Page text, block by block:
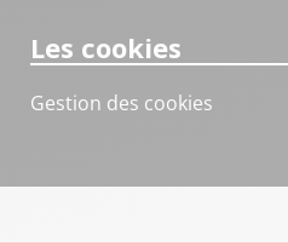
Les cookies
Gestion des cookies